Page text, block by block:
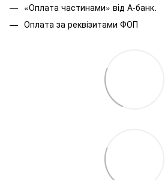
«Оплата частинами» від А-банк.
Оплата за реквізитами ФОП